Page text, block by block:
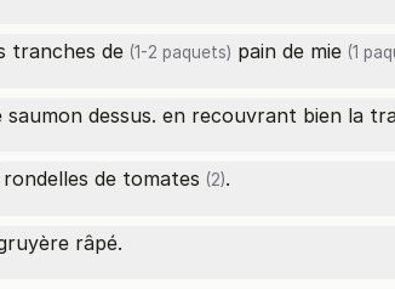
tranches de (1-2 paquets) pain de mie (1
saumon dessus. en recouvrant bien la
de tomates (2).
râpé.